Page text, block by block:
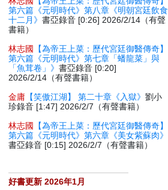
第六篇《元明時代》第八章《明朝宮廷飲食
十二月》書亞錄音 [0:26] 2026/2/14（有聲
書籍）
林志國
【為帝王上菜：歷代宮廷御醫傳奇】
第六篇《元明時代》第七章「蟠龍菜」與
「魚茸卷」》書亞錄音 [0:20]
2026/2/14（有聲書籍）
金庸 【笑傲江湖】 第二十章《入獄》劉小
珍錄音 [1:47] 2026/2/7（有聲書籍）
林志國
【為帝王上菜：歷代宮廷御醫傳奇】
第六篇《元明時代》第六章《美女紫蘇肉》
書亞錄音 [0:15] 2026/2/7（有聲書籍）
好書更新 2026年1月